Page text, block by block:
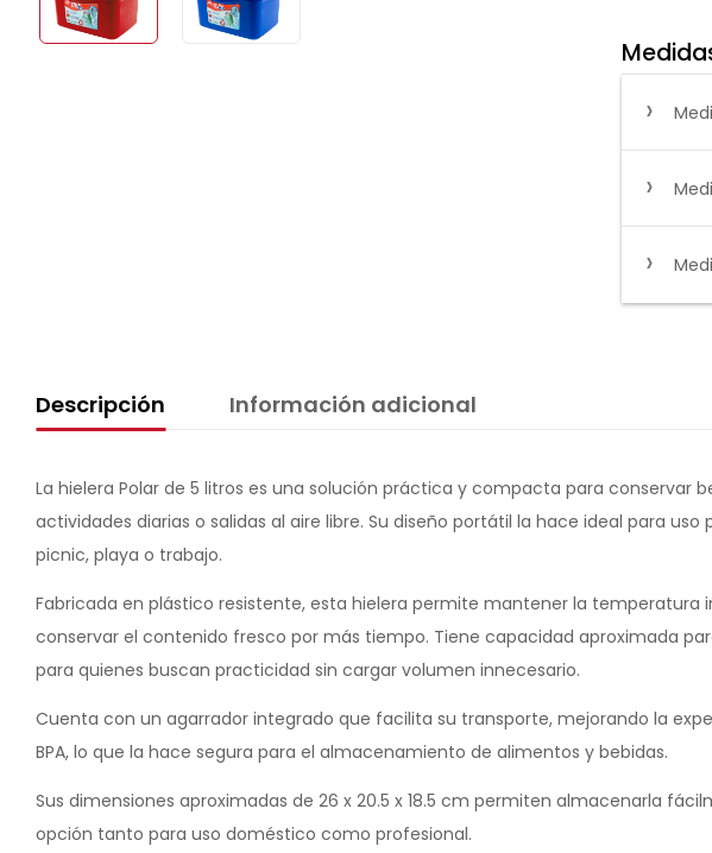
Descripción Información adicional
La hielera Polar de 5 litros es una solución práctica y compacta para conservar
actividades diarias o salidas al aire libre. Su diseño portátil la hace ideal para
picnic, playa o trabajo.
Fabricada en plástico resistente, esta hielera permite mantener la temperatura
conservar el contenido fresco por más tiempo. Tiene capacidad aproximada
para quienes buscan practicidad sin cargar volumen innecesario.
Cuenta con un agarrador integrado que facilita su transporte, mejorando la
BPA, lo que la hace segura para el almacenamiento de alimentos y bebidas.
Sus dimensiones aproximadas de 26 x 20.5 x 18.5 cm permiten almacenarla
opción tanto para uso doméstico como profesional.